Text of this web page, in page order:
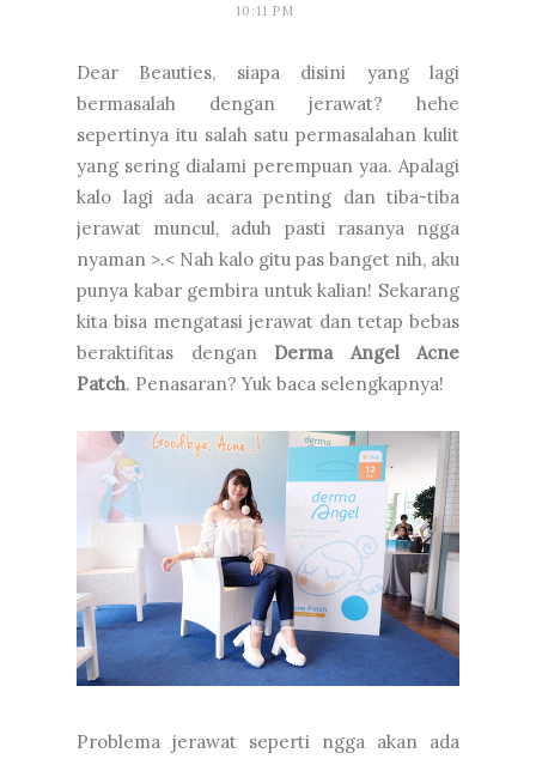
10:11 PM
Dear Beauties, siapa disini yang lagi
bermasalah dengan jerawat? hehe
sepertinya itu salah satu permasalahan kulit
yang sering dialami perempuan yaa. Apalagi
kalo lagi ada acara penting dan tiba-tiba
jerawat muncul, aduh pasti rasanya ngga
nyaman >.< Nah kalo gitu pas banget nih, aku
punya kabar gembira untuk kalian! Sekarang
kita bisa mengatasi jerawat dan tetap bebas
beraktifitas dengan Derma Angel Acne
Patch. Penasaran? Yuk baca selengkapnya!
Problema jerawat seperti ngga akan ada